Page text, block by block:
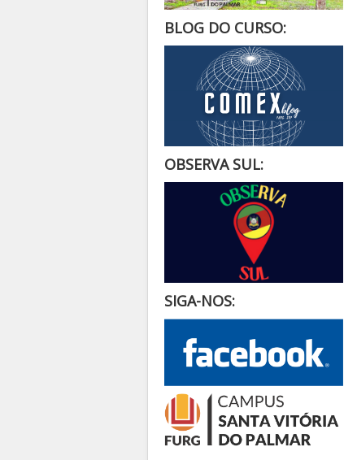
BLOG DO CURSO:
OBSERVA SUL:
SIGA-NOS: